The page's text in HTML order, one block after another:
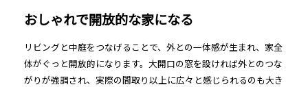
おしゃれで開放的な家になる
リビングと中庭をつなげることで、外との一体感が生まれ、家全
体がぐっと開放的になります。大開口の窓を設ければ外とのつな
がりが強調され、実際の間取り以上に広々と感じられるのも大き